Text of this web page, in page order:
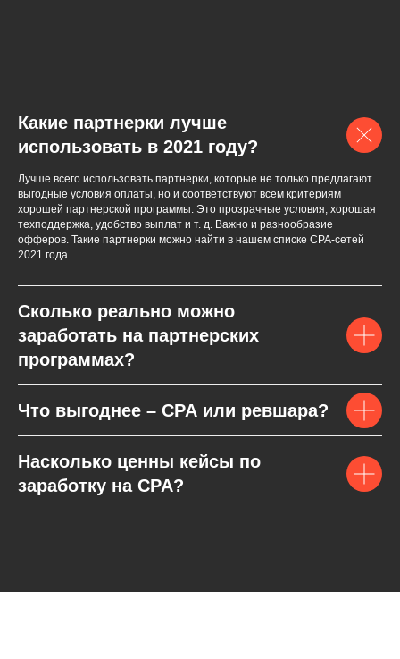
Какие партнерки лучше
использовать в 2021 году?
Лучше всего использовать партнерки, которые не только предлагают
выгодные условия оплаты, но и соответствуют всем критериям
хорошей партнерской программы. Это прозрачные условия, хорошая
техподдержка, удобство выплат и т. д. Важно и разнообразие
офферов. Такие партнерки можно найти в нашем списке СPA-сетей
2021 года.
Сколько реально можно
заработать на партнерских
программах?
Что выгоднее – CPA или ревшара?
Насколько ценны кейсы по
заработку на CPA?